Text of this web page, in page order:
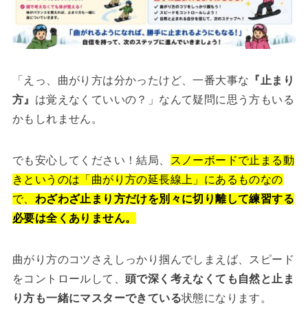
「えっ、曲がり方は分かったけど、一番大事な 『止まり
方』 は覚えなくていいの？」なんて疑問に思う方もいる
かもしれません。
でも安心してください！結局、
スノーボードで止まる動
きというのは「曲がり方の延長線上」にあるものなの
で、 わざわざ止まり方だけを別々に切り離して練習する
必要は全くありません。
曲がり方のコツさえしっかり掴んでしまえば、スピード
をコントロールして、 頭で深く考えなくても自然と止ま
り方も一緒にマスターできている状態になります。